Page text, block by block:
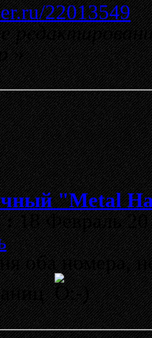
22013549
»
"Metal
:18 Февраль
оба номера,